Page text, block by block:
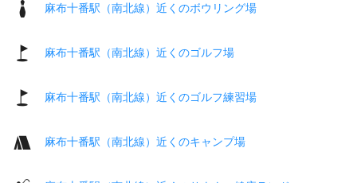
麻布十番駅（南北線）近くのボウリング場
麻布十番駅（南北線）近くのゴルフ場
麻布十番駅（南北線）近くのゴルフ練習場
麻布十番駅（南北線）近くのキャンプ場